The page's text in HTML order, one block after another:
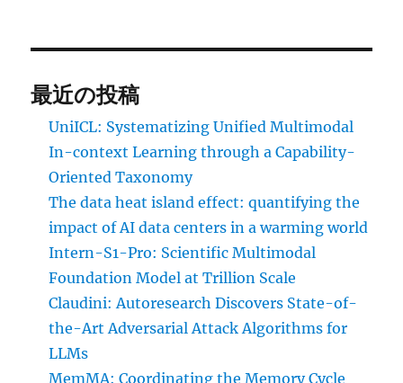
最近の投稿
UniICL: Systematizing Unified Multimodal
In-context Learning through a Capability-
Oriented Taxonomy
The data heat island effect: quantifying the
impact of AI data centers in a warming world
Intern-S1-Pro: Scientific Multimodal
Foundation Model at Trillion Scale
Claudini: Autoresearch Discovers State-of-
the-Art Adversarial Attack Algorithms for
LLMs
MemMA: Coordinating the Memory Cycle